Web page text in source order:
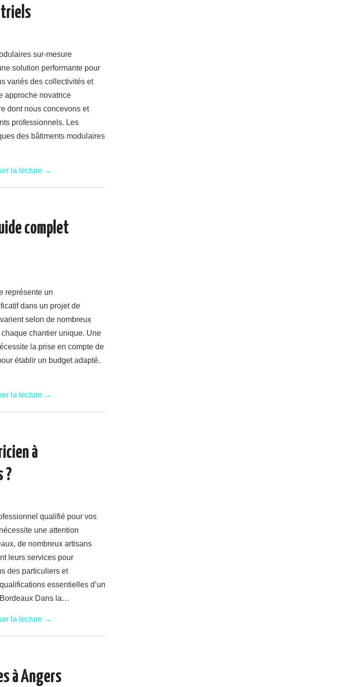
sur-mesure
solution performante pour
variés des collectivités et
approche novatrice
dont nous concevons et
professionnels. Les
des bâtiments modulaires
la lecture →
complet
représente un
dans un projet de
selon de nombreux
chantier unique. Une
la prise en compte de
établir un budget adapté.
la lecture →
à
?
qualifié pour vos
une attention
de nombreux artisans
leurs services pour
des particuliers et
essentielles d’un
Dans la…
la lecture →
à Angers